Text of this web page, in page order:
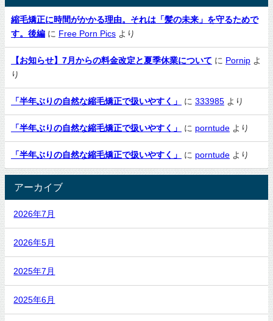
縮毛矯正に時間がかかる理由。それは「髪の未来」を守るためで
す。後編 に Free Porn Pics より
【お知らせ】7月からの料金改定と夏季休業について に Pornip よ
り
「半年ぶりの自然な縮毛矯正で扱いやすく」 に 333985 より
「半年ぶりの自然な縮毛矯正で扱いやすく」 に porntude より
「半年ぶりの自然な縮毛矯正で扱いやすく」 に porntude より
アーカイブ
2026年7月
2026年5月
2025年7月
2025年6月